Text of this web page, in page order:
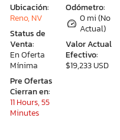
Odómetro:
0 mi (No
Actual)
Valor Actual
Efectivo:
$19,233 USD
Ubicación:
Reno, NV
Status de
Venta:
En Oferta
Mínima
Pre Ofertas
Cierran en:
11 Hours, 55
Minutes